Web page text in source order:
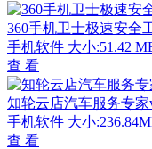
360手机卫士极速安全
手机软件 大小:51.42
查 看
知轮云店汽车服务专家
手机软件 大小
查 看